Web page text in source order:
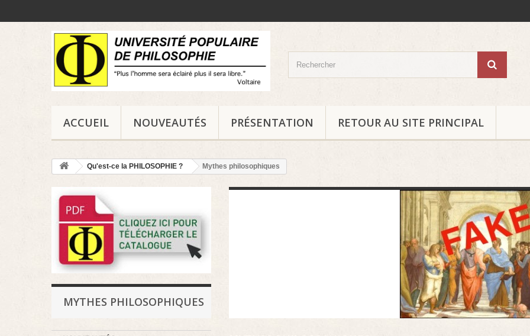
ACCUEIL NOUVEAUTÉS PRÉSENTATION RETOUR AU SITE PRINCIPAL
Qu'est-ce la PHILOSOPHIE ? Mythes philosophiques
MYTHES PHILOSOPHIQUES